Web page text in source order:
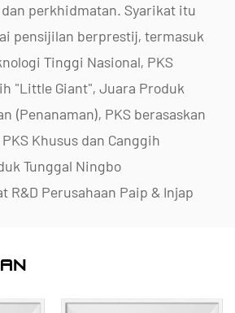
perkhidmatan. Syarikat itu
pensijilan berprestij, termasuk
Tinggi Nasional, PKS
"Little Giant", Juara Produk
(Penanaman), PKS berasaskan
Khusus dan Canggih
Tunggal Ningbo
R&D Perusahaan Paip & Injap
Tahap Kematangan
2.